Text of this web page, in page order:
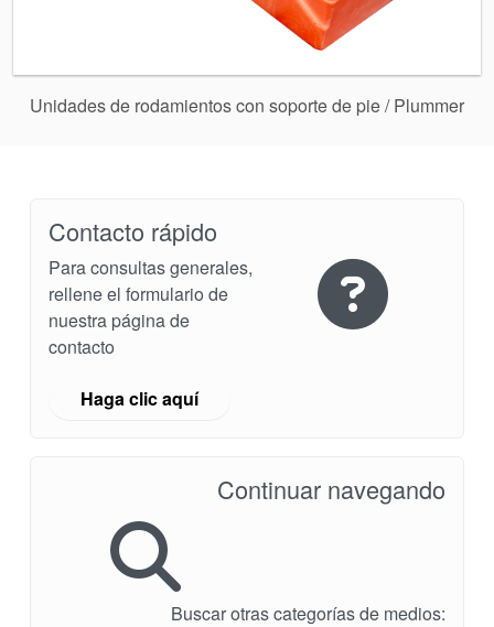
Unidades de rodamientos con soporte de pie / Plummer
Contacto rápido
Para consultas generales,
rellene el formulario de
nuestra página de
contacto
Haga clic aquí
Continuar navegando
Buscar otras categorías de medios: